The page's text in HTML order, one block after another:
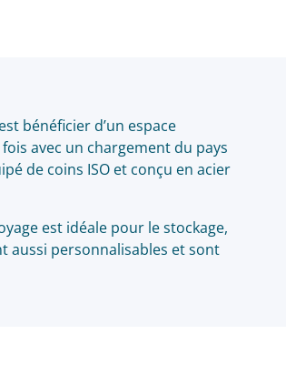
bénéficier d’un espace
avec un chargement du pays
de coins ISO et conçu en acier
est idéale pour le stockage,
aussi personnalisables et sont